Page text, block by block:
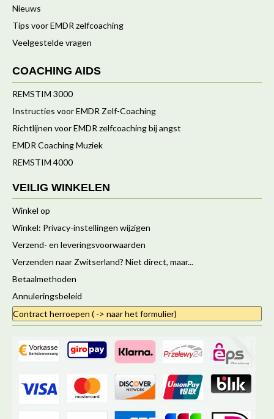
Nieuws
Tips voor EMDR zelfcoaching
Veelgestelde vragen
COACHING AIDS
REMSTIM 3000
Instructies voor EMDR Zelf-Coaching
Richtlijnen voor EMDR zelfcoaching bij angst
EMDR Coaching Muziek
REMSTIM 4000
VEILIG WINKELEN
Winkel op
Winkel: Privacy-instellingen wijzigen
Verzend- en leveringsvoorwaarden
Verzenden naar Zwitserland? Niet direct, maar...
Betaalmethoden
Annuleringsbeleid
Contract herroepen ( -> naar het formulier)